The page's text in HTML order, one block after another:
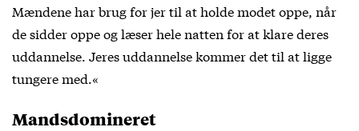
Mændene har brug for jer til at holde modet oppe, når
de sidder oppe og læser hele natten for at klare deres
uddannelse. Jeres uddannelse kommer det til at ligge
tungere med.«
Mandsdomineret